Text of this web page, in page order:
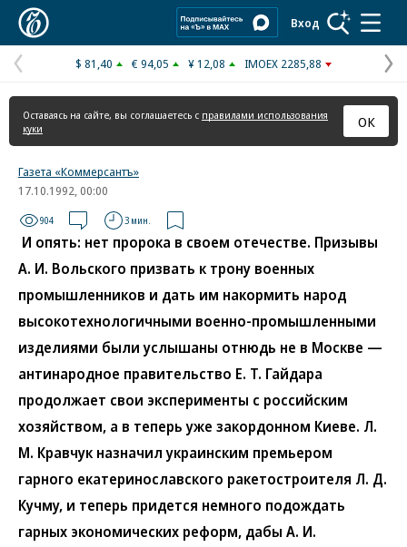
Вход
Предыдущая
страница
$ 81,40 € 94,05 ¥ 12,08 IMOEX 2285,88
Оставаясь на сайте, вы соглашаетесь с правилами использования
куки
ОК
Газета «Коммерсантъ»
17.10.1992, 00:00
904 3 мин.
И опять: нет пророка в своем отечестве. Призывы
А. И. Вольского призвать к трону военных
промышленников и дать им накормить народ
высокотехнологичными военно-промышленными
изделиями были услышаны отнюдь не в Москве —
антинародное правительство Е. Т. Гайдара
продолжает свои эксперименты с российским
хозяйством, а в теперь уже закордонном Киеве. Л.
М. Кравчук назначил украинским премьером
гарного екатеринославского ракетостроителя Л. Д.
Кучму, и теперь придется немного подождать
гарных экономических реформ, дабы А. И.